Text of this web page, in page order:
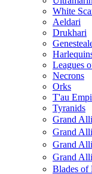
White
Aeldari
Drukhari
Leagues
Necrons
Orks
T'au
Tyranids
Grand
Grand
Grand
Grand
Blades of